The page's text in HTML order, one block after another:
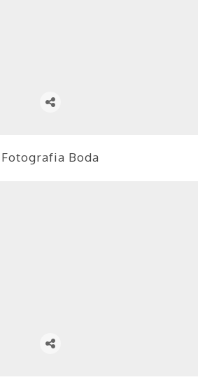
Fotografia Boda